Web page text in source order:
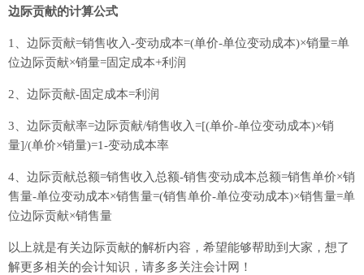
边际贡献的计算公式
1、边际贡献=销售收入-变动成本=(单价-单位变动成本)×销量=单
位边际贡献×销量=固定成本+利润
2、边际贡献-固定成本=利润
3、边际贡献率=边际贡献/销售收入=[(单价-单位变动成本)×销
量]/(单价×销量)=1-变动成本率
4、边际贡献总额=销售收入总额-销售变动成本总额=销售单价×销
售量-单位变动成本×销售量=(销售单价-单位变动成本)×销售量=单
位边际贡献×销售量
以上就是有关边际贡献的解析内容，希望能够帮助到大家，想了
解更多相关的会计知识，请多多关注会计网！